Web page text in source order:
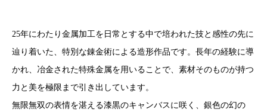
25年にわたり金属加工を日常とする中で培われた技と感性の先に
辿り着いた、特別な錬金術による造形作品です。長年の経験に導
かれ、冶金された特殊金属を用いることで、素材そのものが持つ
力と美を極限まで引き出しています。
無限無双の表情を湛える漆黒のキャンバスに咲く、銀色の幻の